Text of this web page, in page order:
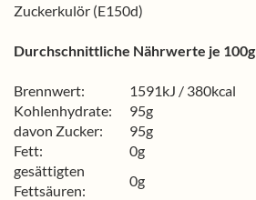
Zuckerkulör (E150d)
Durchschnittliche Nährwerte je 100g
Brennwert:
1591kJ / 380kcal
Kohlenhydrate:
95g
davon Zucker:
95g
Fett:
0g
gesättigten
Fettsäuren:
0g